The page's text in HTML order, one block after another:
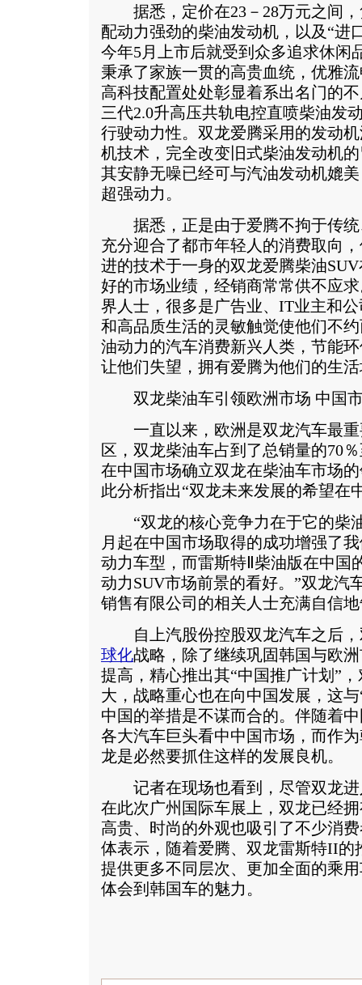
据悉，定价在23－28万元之间，
配动力强劲的柴油发动机，以及“进
今年5月上市后就受到众多追求休闲
秉承了家族一贯的高贵血统，优雅
高科技配置处处彰显着系出名门的
三代2.0升高压共轨电控直喷柴油发
行驶动力性。双龙爱腾采用的发动
机技术，完全改变旧式柴油发动机
其安静无噪已经可与汽油发动机媲
超强动力。
据悉，正是由于爱腾不拘于传统
充分迎合了都市年轻人的消费取向
进的技术于一身的双龙爱腾柴油
好的市场业绩，经销商常常供不应
界人士，很多是广告业、IT业主和
和高品质生活的灵敏触觉使他们不
油动力的汽车消费新兴人类，节能
让他们失望，拥有爱腾为他们的生
双龙柴油车引领欧洲市场 中国市
一直以来，欧洲是双龙汽车最重
区，双龙柴油车占到了总销量的70
在中国市场确立双龙在柴油车市场
此分析指出“双龙未来发展的希望在
“双龙的核心竞争力在于它的柴
月起在中国市场取得的成功增强了
动力车型，而雷斯特Ⅱ柴油版在中国
动力SUV市场前景的看好。”双龙汽
销售有限公司的相关人士充满自信
自上汽股份控股双龙汽车之后，
球化战略，除了继续巩固韩国与欧
提高，精心推出其“中国推广计划”
大，战略重心也在向中国发展，这
中国的举措是不谋而合的。伴随着
各大汽车巨头看中中国市场，而作
龙是必然要抓住这样的发展良机。
记者在现场也看到，尽管双龙进
在此次广州国际车展上，双龙已经
高贵、时尚的外观也吸引了不少消
体表示，随着爱腾、双龙雷斯特II的
提供更多不同层次、更加全面的乘
体会到韩国车的魅力。